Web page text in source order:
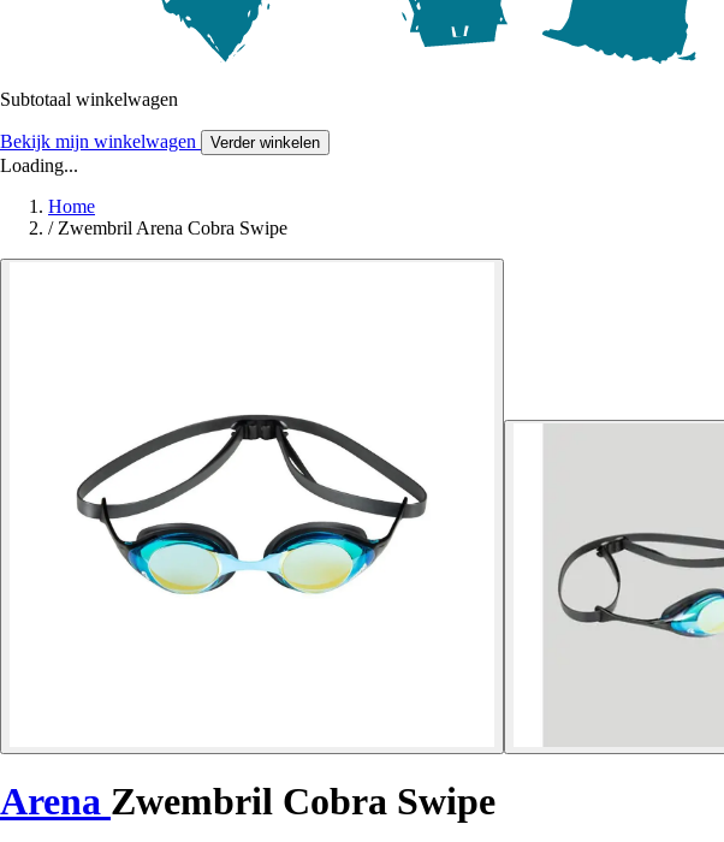
Subtotaal winkelwagen
Bekijk mijn winkelwagen Verder winkelen
Loading...
Home
/ Zwembril Arena Cobra Swipe
Arena Zwembril Cobra Swipe